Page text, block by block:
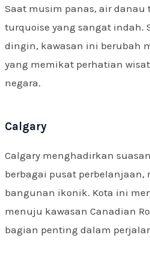
Saat musim panas, air danau
turquoise yang sangat indah.
dingin, kawasan ini berubah
yang memikat perhatian
negara.
Calgary
Calgary menghadirkan
berbagai pusat perbelanjaan,
bangunan ikonik. Kota ini
menuju kawasan Canadian
bagian penting dalam